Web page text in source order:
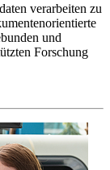
verarbeiten zu
und
Forschung